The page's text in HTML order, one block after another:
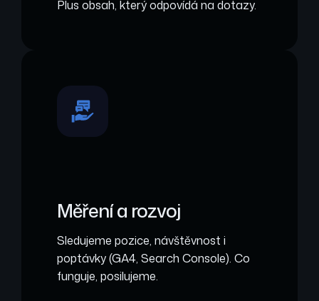
Plus obsah, který odpovídá na dotazy.
Měření a rozvoj
Sledujeme pozice, návštěvnost i
poptávky (GA4, Search Console). Co
funguje, posilujeme.